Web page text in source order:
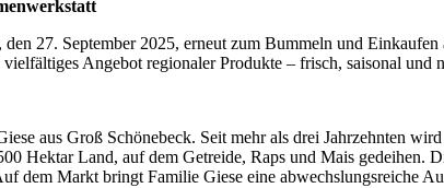
27. September 2025, erneut zum Bummeln und
Angebot regionaler Produkte – frisch, saisonal und
aus Groß Schönebeck. Seit mehr als drei Jahrzehnten
Hektar Land, auf dem Getreide, Raps und Mais
dem Markt bringt Familie Giese eine